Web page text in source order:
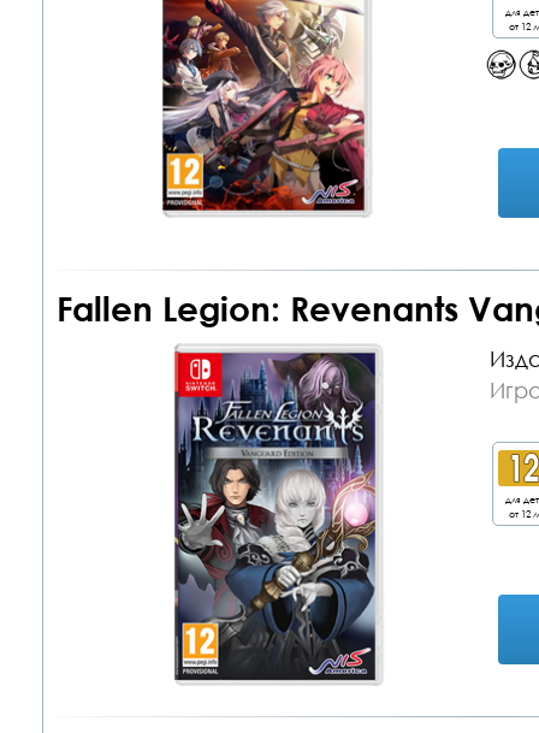
для
от 12
Fallen Legion: Revenants
для
от 12